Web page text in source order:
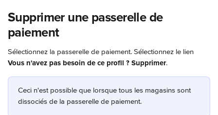
Supprimer une passerelle de
paiement
Sélectionnez la passerelle de paiement. Sélectionnez le lien
Vous n'avez pas besoin de ce profil ? Supprimer.
Ceci n'est possible que lorsque tous les magasins sont
dissociés de la passerelle de paiement.